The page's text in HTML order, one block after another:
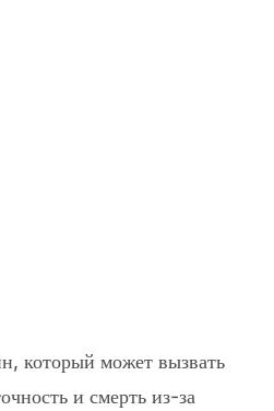
который может вызвать
и смерть из-за